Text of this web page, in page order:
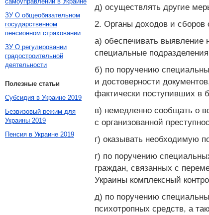
д) осуществлять другие
2. Органы доходов и сборов
а) обеспечивать выявление
специальные
б) по поручению
и достоверности
фактически поступивших в
в) немедленно сообщать о
с организованной
г) оказывать необходимую
г) по поручению
граждан, связанных с
Украины комплексный
д) по поручению
психотропных средств, а
ЗУ О общеобязательном
государственном
пенсионном страховании
ЗУ О регулировании
градостроительной
деятельности
Полезные статьи
Субсидия в Украине 2019
Безвизовый режим для
Украины 2019
Пенсия в Украине 2019